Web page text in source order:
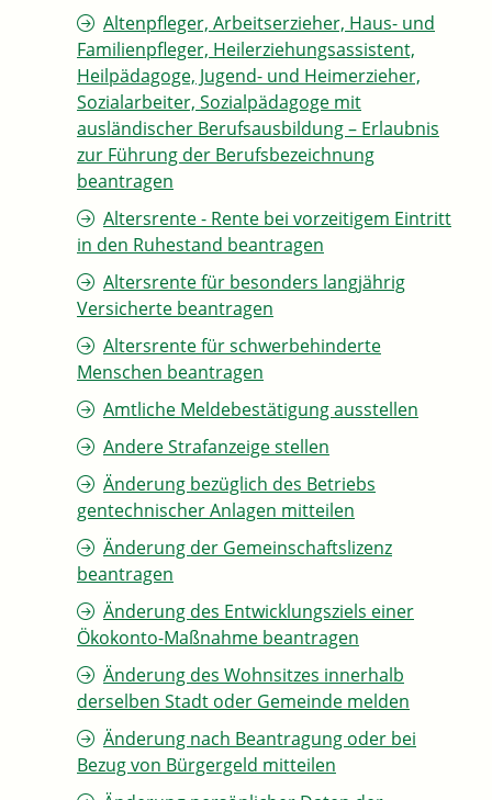
Altenpfleger, Arbeitserzieher, Haus- und
Familienpfleger, Heilerziehungsassistent,
Heilpädagoge, Jugend- und Heimerzieher,
Sozialarbeiter, Sozialpädagoge mit
ausländischer Berufsausbildung – Erlaubnis
zur Führung der Berufsbezeichnung
beantragen
Altersrente - Rente bei vorzeitigem Eintritt
in den Ruhestand beantragen
Altersrente für besonders langjährig
Versicherte beantragen
Altersrente für schwerbehinderte
Menschen beantragen
Amtliche Meldebestätigung ausstellen
Andere Strafanzeige stellen
Änderung bezüglich des Betriebs
gentechnischer Anlagen mitteilen
Änderung der Gemeinschaftslizenz
beantragen
Änderung des Entwicklungsziels einer
Ökokonto-Maßnahme beantragen
Änderung des Wohnsitzes innerhalb
derselben Stadt oder Gemeinde melden
Änderung nach Beantragung oder bei
Bezug von Bürgergeld mitteilen